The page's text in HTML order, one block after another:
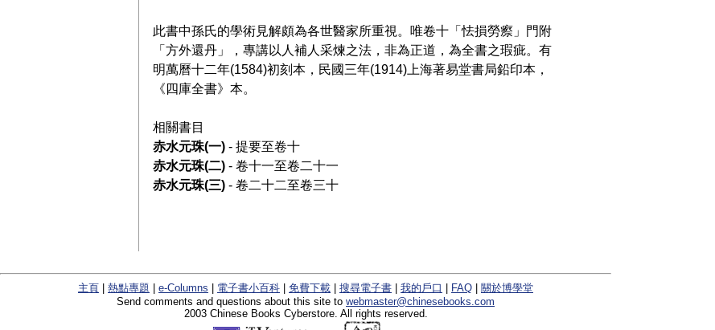
此書中孫氏的學術見解頗為各世醫家所重視。唯卷十「怯損勞瘵」門附
「方外還丹」，專講以人補人采煉之法，非為正道，為全書之瑕疵。有
明萬曆十二年(1584)初刻本，民國三年(1914)上海著易堂書局鉛印本，
《四庫全書》本。
相關書目
赤水元珠(一) - 提要至卷十
赤水元珠(二) - 卷十一至卷二十一
赤水元珠(三) - 卷二十二至卷三十
主頁 熱點專題 e-Columns 電子書小百科 免費下載 搜尋電子書 我的戶口 FAQ
關於博學堂
Send comments and questions about this site to webmaster@chinesebooks.com
2003 Chinese Books Cyberstore. All rights reserved.